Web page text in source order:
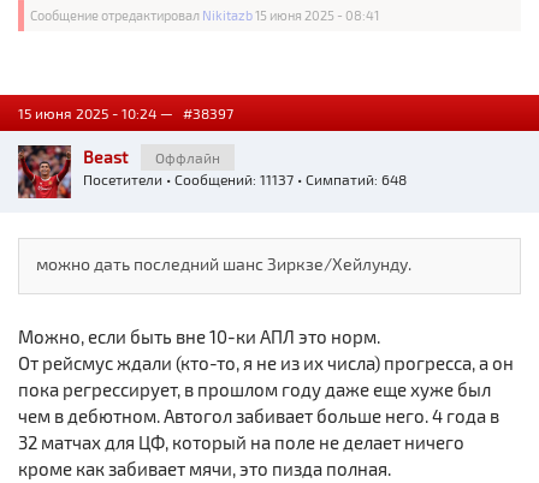
Сообщение отредактировал Nikitazb15 июня 2025 - 08:41
15 июня 2025 - 10:24 — #38397
Beast
Оффлайн
Посетители • Сообщений: 11137 • Симпатий: 648
можно дать последний шанс Зиркзе/Хейлунду.
Можно, если быть вне 10-ки АПЛ это норм.
От рейсмус ждали (кто-то, я не из их числа) прогресса, а он
пока регрессирует, в прошлом году даже еще хуже был
чем в дебютном. Автогол забивает больше него. 4 года в
32 матчах для ЦФ, который на поле не делает ничего
кроме как забивает мячи, это пизда полная.